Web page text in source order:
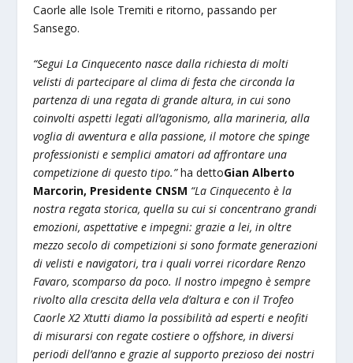
Caorle alle Isole Tremiti e ritorno, passando per
Sansego.
“Segui La Cinquecento nasce dalla richiesta di molti
velisti di partecipare al clima di festa che circonda la
partenza di una regata di grande altura, in cui sono
coinvolti aspetti legati all’agonismo, alla marineria, alla
voglia di avventura e alla passione, il motore che spinge
professionisti e semplici amatori ad affrontare una
competizione di questo tipo.”ha dettoGian Alberto
Marcorin, Presidente CNSM “La Cinquecento è la
nostra regata storica, quella su cui si concentrano grandi
emozioni, aspettative e impegni: grazie a lei, in oltre
mezzo secolo di competizioni si sono formate generazioni
di velisti e navigatori, tra i quali vorrei ricordare Renzo
Favaro, scomparso da poco. Il nostro impegno è sempre
rivolto alla crescita della vela d’altura e con il Trofeo
Caorle X2 Xtutti diamo la possibilità ad esperti e neofiti
di misurarsi con regate costiere o offshore, in diversi
periodi dell’anno e grazie al supporto prezioso dei nostri